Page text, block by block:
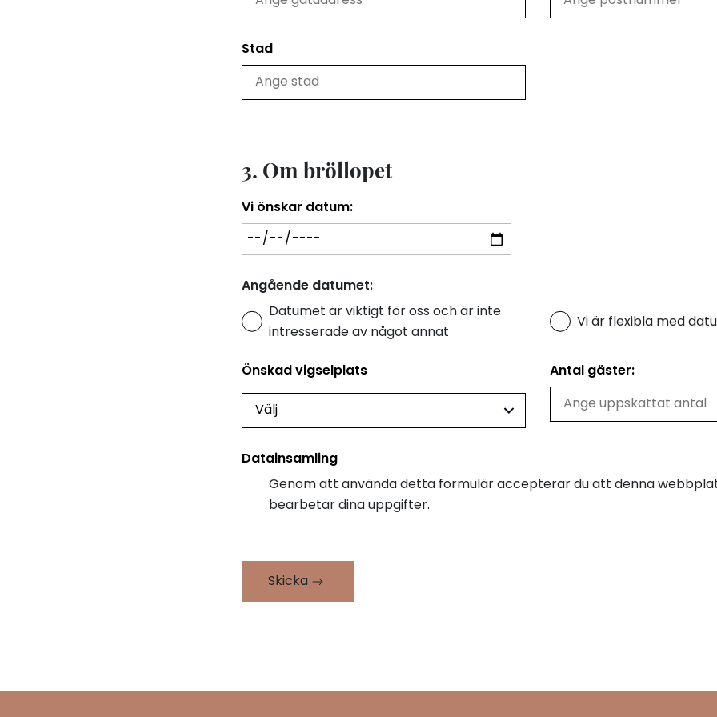
Stad
3. Om bröllopet
Vi önskar datum:
Angående datumet:
Datumet är viktigt för oss och är inte
intresserade av något annat
Vi är flexibla med
Önskad vigselplats Antal gäster:
Datainsamling
Genom att använda detta formulär accepterar du att denna
bearbetar dina uppgifter.
Skicka